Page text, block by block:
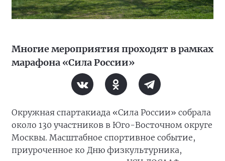
Многие мероприятия проходят в рамках
марафона «Сила России»
Окружная спартакиада «Сила России» собрала
около 130 участников в Юго-Восточном округе
Москвы. Масштабное спортивное событие,
приуроченное ко Дню физкультурника,